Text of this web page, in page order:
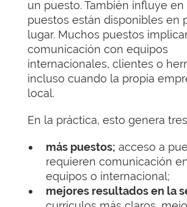
un puesto. También influye en
puestos están disponibles en
lugar. Muchos puestos
comunicación con equipos
internacionales, clientes o
incluso cuando la propia
local.
En la práctica, esto genera
más puestos; acceso a
requieren comunicación
equipos o internacional;
mejores resultados en la